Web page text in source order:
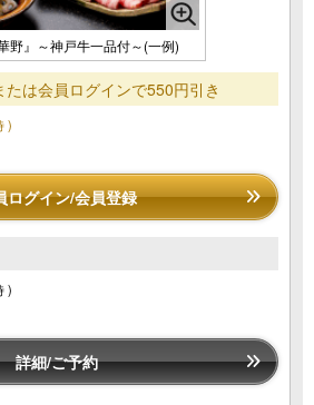
野』～神戸牛一品付～(一例)
は会員ログインで550円引き
)
ログイン/会員登録
)
詳細/ご予約